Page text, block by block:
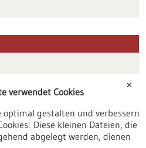
✕
verwendet Cookies
optimal gestalten und verbessern
Diese kleinen Dateien, die
abgelegt werden, dienen